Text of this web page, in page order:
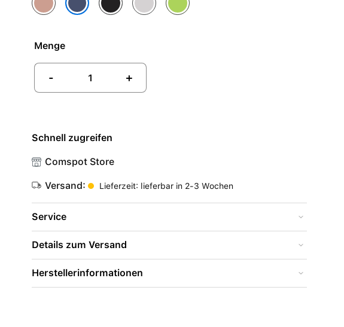
Menge
- +
Schnell zugreifen
Comspot Store
Versand: Lieferzeit: lieferbar in 2-3 Wochen
Service
Details zum Versand
Herstellerinformationen